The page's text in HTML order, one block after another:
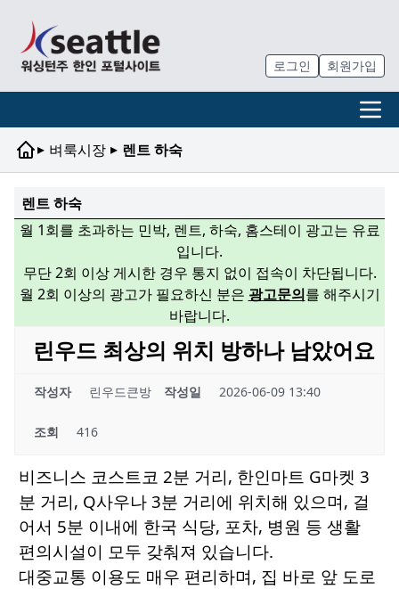
로그인 회원가입
▸ 벼룩시장 ▸ 렌트 하숙
렌트 하숙
월 1회를 초과하는 민박, 렌트, 하숙, 홈스테이 광고는 유료
입니다.
무단 2회 이상 게시한 경우 통지 없이 접속이 차단됩니다.
월 2회 이상의 광고가 필요하신 분은 광고문의를 해주시기
바랍니다.
린우드 최상의 위치 방하나 남았어요
작성자 린우드큰방 작성일 2026-06-09 13:40
조회 416
비즈니스 코스트코 2분 거리, 한인마트 G마켓 3
분 거리, Q사우나 3분 거리에 위치해 있으며, 걸
어서 5분 이내에 한국 식당, 포차, 병원 등 생활
편의시설이 모두 갖춰져 있습니다.
대중교통 이용도 매우 편리하며, 집 바로 앞 도로